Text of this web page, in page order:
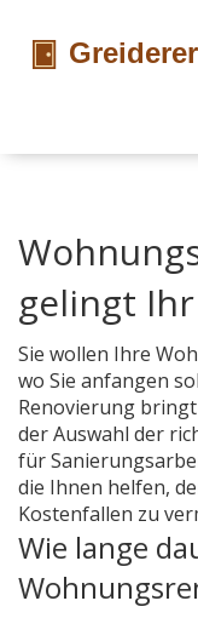
gelingt
Sie wollen Ihre
wo Sie anfangen
Renovierung
der Auswahl der
für
die Ihnen helfen,
Kostenfallen zu
Wie lange